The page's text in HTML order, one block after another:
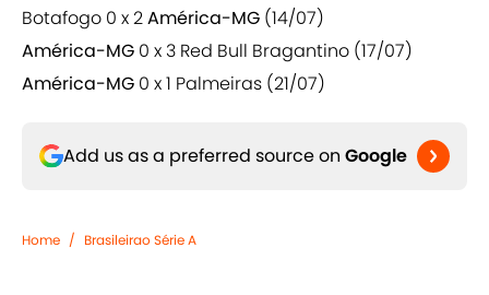
Botafogo 0 x 2América-MG (14/07)
América-MG 0 x 3 Red Bull Bragantino (17/07)
América-MG 0 x 1 Palmeiras (21/07)
Add us as a preferred source on Google
Home / Brasileirao Série A